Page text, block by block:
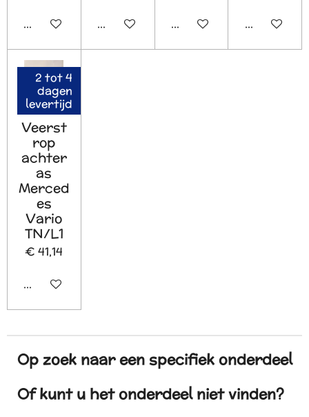
In winkelwagenIn winkelwagenIn winkelwagen
In
2 tot 4
dagen
levertijd
Veerst
rop
achter
as
Merced
es
Vario
TN/L1
€ 41,14
In winkelwagen
Op zoek naar een specifiek onderdeel
Of kunt u het onderdeel niet vinden?